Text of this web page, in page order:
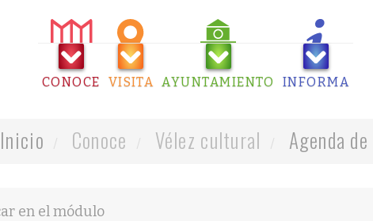
CONOCE VISITA AYUNTAMIENTO INFORMA
Inicio Conoce Vélez cultural Agenda